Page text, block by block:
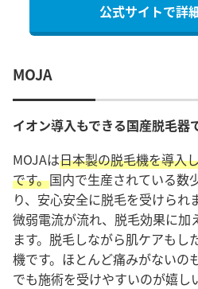
公式サイトで詳
MOJA
イオン導入もできる国産脱毛器
MOJAは日本製の脱毛機を導入
です。国内で生産されている数
り、安心安全に脱毛を受けられ
微弱電流が流れ、脱毛効果に加
ます。脱毛しながら肌ケアもし
機です。ほとんど痛みがないの
でも施術を受けやすいのが嬉し